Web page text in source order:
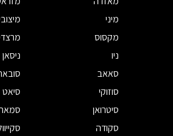
מיני
מקסוס
ניו
ניסאן
סאאב
סוזוקי
סיאט
סיטרואן
סקודה